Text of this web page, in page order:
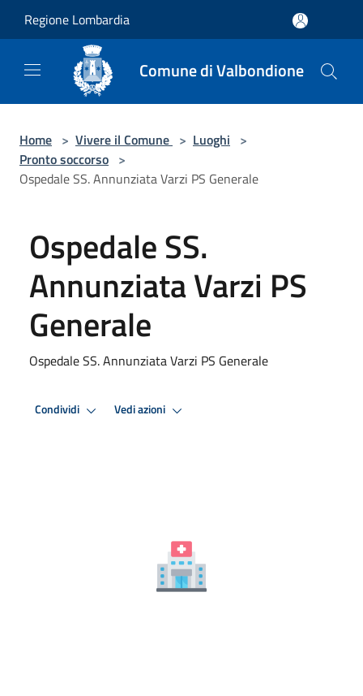
Regione Lombardia
Comune di Valbondione
Home > Vivere il Comune > Luoghi >
Pronto soccorso >
Ospedale SS. Annunziata Varzi PS Generale
Ospedale SS.
Annunziata Varzi PS
Generale
Ospedale SS. Annunziata Varzi PS Generale
Condividi Vedi azioni